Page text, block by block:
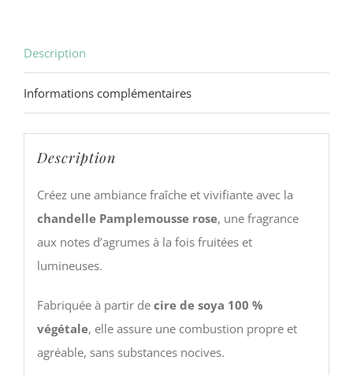
200
g
Description
Informations complémentaires
Description
Créez une ambiance fraîche et vivifiante avec la
chandelle Pamplemousse rose, une fragrance
aux notes d’agrumes à la fois fruitées et
lumineuses.
Fabriquée à partir de cire de soya 100 %
végétale, elle assure une combustion propre et
agréable, sans substances nocives.